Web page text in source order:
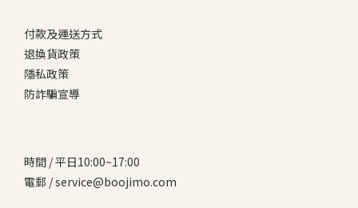
付款及運送方式
退換貨政策
隱私政策
防詐騙宣導
時間 / 平日10:00~17:00
電郵 / service@boojimo.com